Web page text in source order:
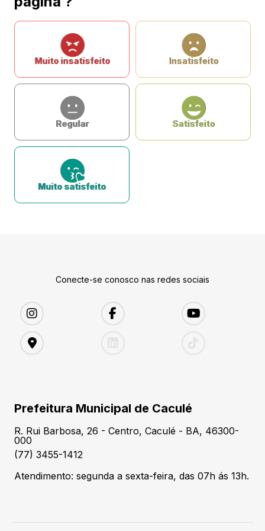
Muito insatisfeito Insatisfeito
Regular Satisfeito
Muito satisfeito
Conecte-se conosco nas redes sociais
Prefeitura Municipal de Caculé
R. Rui Barbosa, 26 - Centro, Caculé - BA, 46300-
000
(77) 3455-1412
Atendimento: segunda a sexta-feira, das 07h ás 13h.